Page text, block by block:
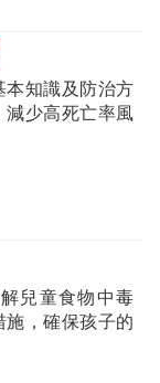
本知識及防治方
減少高死亡率風
兒童食物中毒
施，確保孩子的